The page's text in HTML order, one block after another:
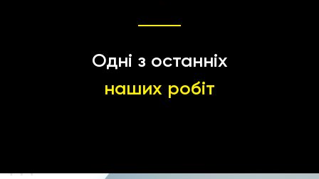
Одні з останніх
наших робіт